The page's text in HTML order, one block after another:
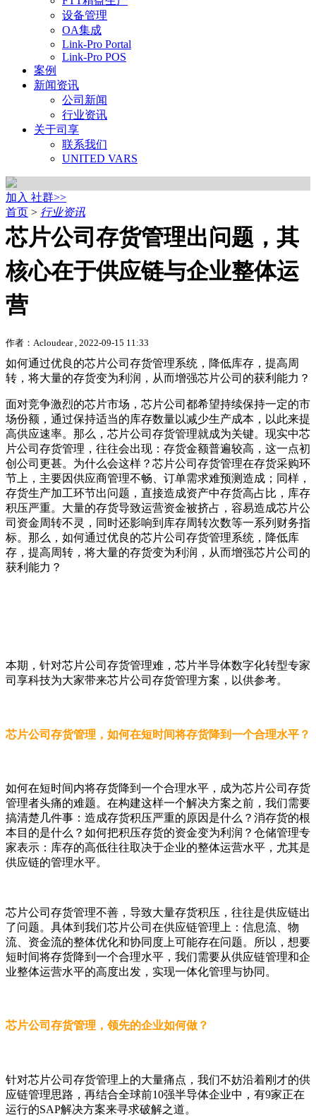
设备管理
OA集成
Link-Pro Portal
Link-Pro POS
案例
新闻资讯
公司新闻
行业资讯
关于司享
联系我们
UNITED VARS
加入 社群>>
首页 > 行业资讯
芯片公司存货管理出问题，其
核心在于供应链与企业整体运
营
作者：Acloudear , 2022-09-15 11:33
如何通过优良的芯片公司存货管理系统，降低库存，提高周
转，将大量的存货变为利润，从而增强芯片公司的获利能力？
面对竞争激烈的芯片市场，芯片公司都希望持续保持一定的市
场份额，通过保持适当的库存数量以减少生产成本，以此来提
高供应速率。那么，芯片公司存货管理就成为关键。现实中芯
片公司存货管理，往往会出现：存货金额普遍较高，这一点初
创公司更甚。为什么会这样？芯片公司存货管理在存货采购环
节上，主要因供应商管理不畅、订单需求难预测造成；同样，
存货生产加工环节出问题，直接造成资产中存货高占比，库存
积压严重。大量的存货导致运营资金被挤占，容易造成芯片公
司资金周转不灵，同时还影响到库存周转次数等一系列财务指
标。那么，如何通过优良的芯片公司存货管理系统，降低库
存，提高周转，将大量的存货变为利润，从而增强芯片公司的
获利能力？
本期，针对芯片公司存货管理难，芯片半导体数字化转型专家
司享科技为大家带来芯片公司存货管理方案，以供参考。
芯片公司存货管理，如何在短时间将存货降到一个合理水平？
如何在短时间内将存货降到一个合理水平，成为芯片公司存货
管理者头痛的难题。在构建这样一个解决方案之前，我们需要
搞清楚几件事：造成存货积压严重的原因是什么？消存货的根
本目的是什么？如何把积压存货的资金变为利润？仓储管理专
家表示：库存的高低往往取决于企业的整体运营水平，尤其是
供应链的管理水平。
芯片公司存货管理不善，导致大量存货积压，往往是供应链出
了问题。具体到我们芯片公司在供应链管理上：信息流、物
流、资金流的整体优化和协同度上可能存在问题。所以，想要
短时间将存货降到一个合理水平，我们需要从供应链管理和企
业整体运营水平的高度出发，实现一体化管理与协同。
芯片公司存货管理，领先的企业如何做？
针对芯片公司存货管理上的大量痛点，我们不妨沿着刚才的供
应链管理思路，再结合全球前10强半导体企业中，有9家正在
运行的SAP解决方案来寻求破解之道。